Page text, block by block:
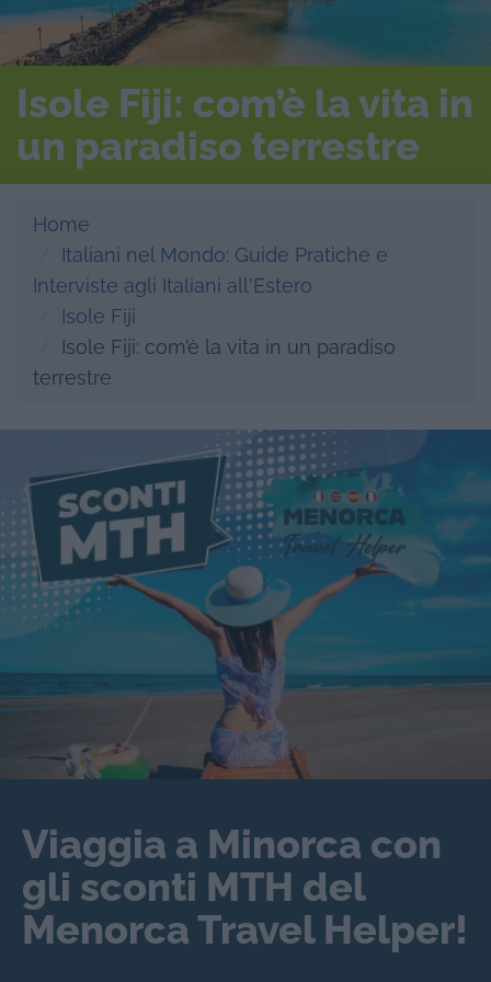
Isole Fiji: com’è la vita in
un paradiso terrestre
Home
Italiani nel Mondo: Guide Pratiche e
Interviste agli Italiani all'Estero
Isole Fiji
Isole Fiji: com’è la vita in un paradiso
terrestre
Viaggia a Minorca con
gli sconti MTH del
Menorca Travel Helper!